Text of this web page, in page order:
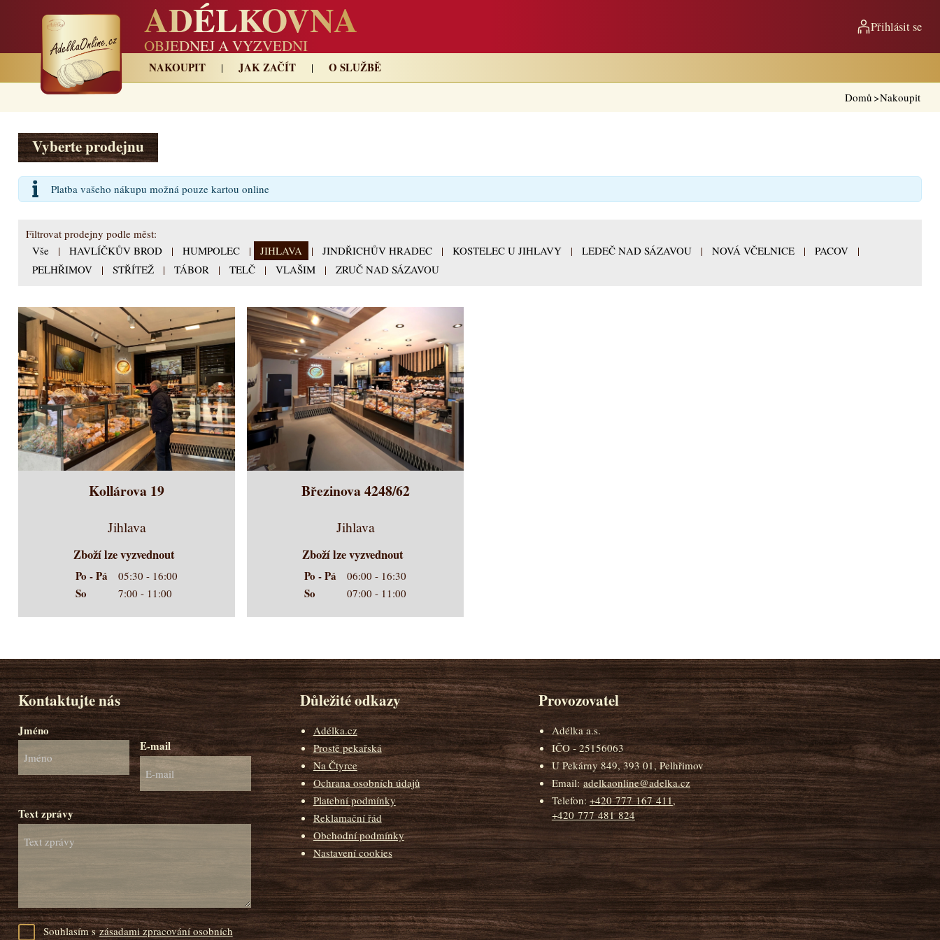
ADÉLKOVNA
OBJEDNEJ A VYZVEDNI
Přihlásit se
NAKOUPIT JAK ZAČÍT O SLUŽBĚ
Domů >Nakoupit
Vyberte prodejnu
Platba vašeho nákupu možná pouze kartou online
Filtrovat prodejny podle měst:
Vše
| HAVLÍČKŮV BROD | HUMPOLEC | JIHLAVA | JINDŘICHŮV HRADEC | KOSTELEC U JIHLAVY | LEDEČ NAD SÁZAVOU | NOVÁ VČELNICE | PACOV
|
PELHŘIMOV
| STŘÍTEŽ | TÁBOR | TELČ | VLAŠIM | ZRUČ NAD SÁZAVOU
Kollárova 19
Jihlava
Zboží lze vyzvednout
Po - Pá 05:30 - 16:00
So 7:00 - 11:00
Březinova 4248/62
Jihlava
Zboží lze vyzvednout
Po - Pá 06:00 - 16:30
So 07:00 - 11:00
Kontaktujte nás
Jméno
E-mail
Text zprávy
Souhlasím szásadami zpracování osobních
Důležité odkazy
Adélka.cz
Prostě pekařská
Na Čtyrce
Ochrana osobních údajů
Platební podmínky
Reklamační řád
Obchodní podmínky
Nastavení cookies
Provozovatel
Adélka a.s.
IČO - 25156063
U Pekárny 849, 393 01, Pelhřimov
Email: adelkaonline@adelka.cz
Telefon: +420 777 167 411,
+420 777 481 824